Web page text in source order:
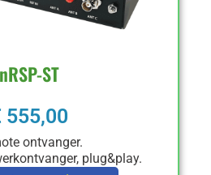
nRSP-ST
555,00
ontvanger.
plug&play.